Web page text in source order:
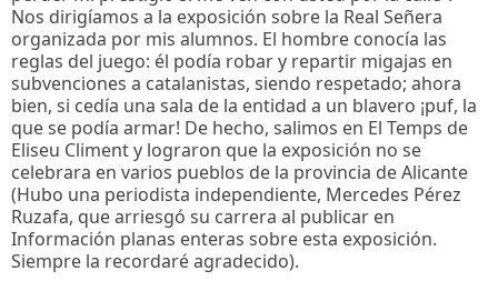
Nos dirigíamos a la exposición sobre la Real Señera
organizada por mis alumnos. El hombre conocía las
reglas del juego: él podía robar y repartir migajas en
subvenciones a catalanistas, siendo respetado; ahora
bien, si cedía una sala de la entidad a un blavero ¡puf, la
que se podía armar! De hecho, salimos en El Temps de
Eliseu Climent y lograron que la exposición no se
celebrara en varios pueblos de la provincia de Alicante
(Hubo una periodista independiente, Mercedes Pérez
Ruzafa, que arriesgó su carrera al publicar en
Información planas enteras sobre esta exposición.
Siempre la recordaré agradecido).